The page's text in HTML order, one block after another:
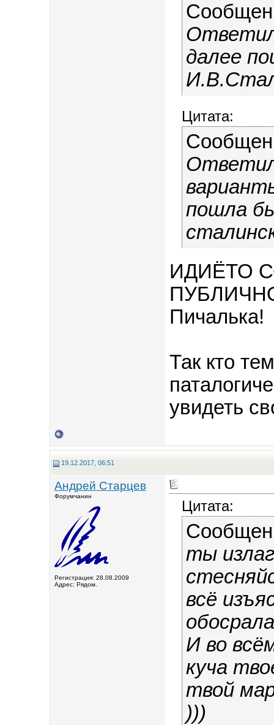
далее
Цитата:
пошла
ИДИЁТО
Пичалька!
Так кто
увидеть
19.12.2017, 06:51
Андрей Старцев
Форумчанин
Регистрация: 28.08.2009
Адрес: Рядом.
Цитата:
ты
всё
И во
куча
твой
)))